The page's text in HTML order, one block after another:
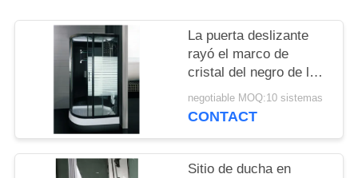
MAPA
PRIVACY
POLICY
La puerta deslizante
rayó el marco de
cristal del negro de la
ducha del baño de
vapor de 4m m
negotiable MOQ:10 sistemas
CONTACT
Sitio de ducha en